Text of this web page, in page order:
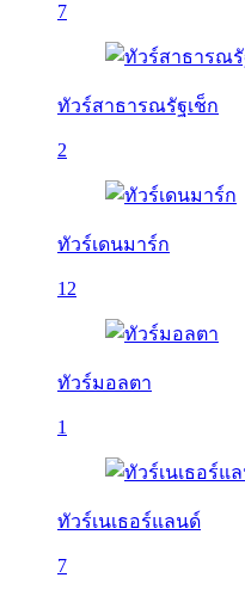
7
ทัวร์สาธารณรัฐเช็ก
2
ทัวร์เดนมาร์ก
12
ทัวร์มอลตา
1
ทัวร์เนเธอร์แลนด์
7